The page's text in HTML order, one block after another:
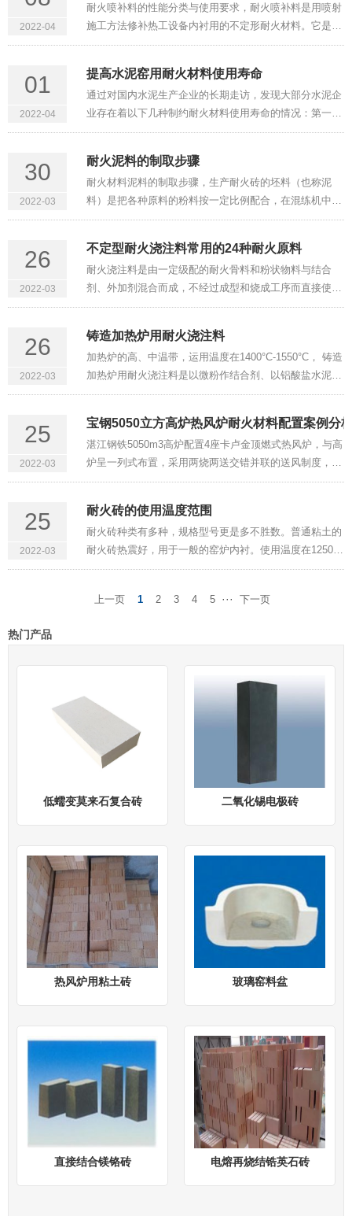
2022-04
耐火喷补料的性能分类与使用要求，耐火喷补料是用喷射
施工方法修补热工设备内衬用的不定形耐火材料。它是由
一定颗粒级配的耐火骨料、结合剂和外加剂（包括促凝
硬性或气硬性材料。喷···
01
2022-04
提高水泥窑用耐火材料使用寿命
通过对国内水泥生产企业的长期走访，发现大部分水泥企
业存在着以下几种制约耐火材料使用寿命的情况：第一，
生产任务重、维修时间紧的情况，一部分水泥企业对耐火
不合理、重复停窑检···
30
2022-03
耐火泥料的制取步骤
耐火材料泥料的制取步骤，生产耐火砖的坯料（也称泥
料）是把各种原料的粉料按一定比例配合，在混练机中加
入水或其它结合剂而得到的混合料，它具有砖坏成型所需
混合等工序。1、颗粒组···
26
2022-03
不定型耐火浇注料常用的24种耐火原料
耐火浇注料是由一定级配的耐火骨料和粉状物料与结合
剂、外加剂混合而成，不经过成型和烧成工序而直接使用
的一类耐火材料。近年来，不定型耐火制品的产量越来越
始，耐火浇注料的年产···
26
2022-03
铸造加热炉用耐火浇注料
加热炉的高、中温带，运用温度在1400°C-1550°C， 铸造
加热炉用耐火浇注料是以微粉作结合剂、以铝酸盐水泥作
促凝剂、增加部分防爆剂、减水剂出产的一种浇注料。其
高、抗渣才干好、耐···
25
2022-03
宝钢5050立方高炉热风炉耐火材料配置案例分
湛江钢铁5050m3高炉配置4座卡卢金顶燃式热风炉，与高
炉呈一列式布置，采用两烧两送交错并联的送风制度，以
全烧高炉煤气为设计工况，设计风温1300℃。采用烟气余
风炉单独预热助燃空气···
25
2022-03
耐火砖的使用温度范围
耐火砖种类有多种，规格型号更是多不胜数。普通粘土的
耐火砖热震好，用于一般的窑炉内衬。使用温度在1250℃
左右。如果是低气粘土砖，可用在玻璃窑和一些特殊窑炉
柱石或是堇青石，使···
上一页 1 2 3 4 5 ··· 下一页
热门产品
低蠕变莫来石复合砖 二氧化锡电极砖
热风炉用粘土砖 玻璃窑料盆
直接结合镁铬砖 电熔再烧结锆英石砖